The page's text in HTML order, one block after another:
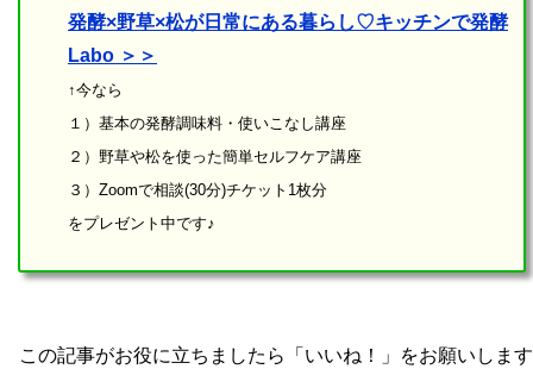
発酵×野草×松が日常にある暮らし♡キッチンで発酵
Labo ＞＞
↑今なら
１）基本の発酵調味料・使いこなし講座
２）野草や松を使った簡単セルフケア講座
３）Zoomで相談(30分)チケット1枚分
をプレゼント中です♪
この記事がお役に立ちましたら「いいね！」をお願いします